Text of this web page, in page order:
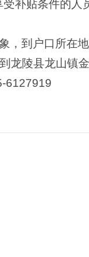
补贴条件的人
，到户口所在
龙陵县龙山镇
6127919